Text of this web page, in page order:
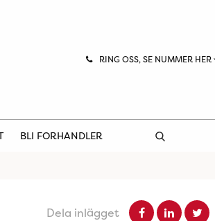
RING OSS, SE NUMMER HER
BLI FORHANDLER
Dela inlägget